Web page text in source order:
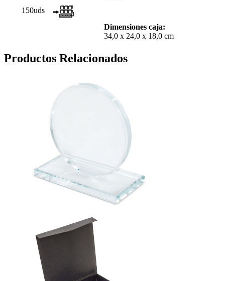
150uds
Dimensiones caja:
34,0 x 24,0 x 18,0 cm
Productos Relacionados